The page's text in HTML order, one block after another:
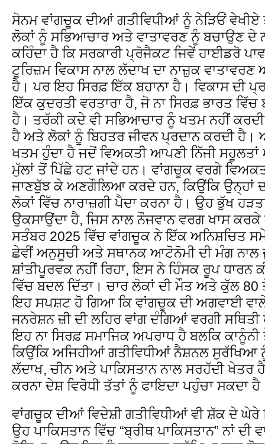
ਸੋਨਮ ਵਾਂਗਚੂਕ ਦੀਆਂ ਗਤੀਵਿਧੀਆਂ ਨੂੰ ਨੇੜਿਓਂ ਵੇਖੀਏ
ਲੋਕਾਂ ਨੂੰ ਸਭਿਆਚਾਰ ਅਤੇ ਵਾਤਾਵਰਣ ਨੂੰ ਬਚਾਉਣ ਦੇ
ਕਹਿੰਦਾ ਹੈ ਕਿ ਸਰਕਾਰੀ ਪ੍ਰੋਜੈਕਟ ਜਿਵੇਂ ਹਾਈਡਰੋ
ਟੂਰਿਜ਼ਮ ਵਿਕਾਸ ਨਾਲ ਲੱਦਾਖ ਦਾ ਨਾਜ਼ੁਕ
ਹੈ। ਪਰ ਇਹ ਸਿਰਫ਼ ਇੱਕ ਬਹਾਨਾ ਹੈ। ਵਿਕਾਸ ਦੀ
ਇੱਕ ਕੁਦਰਤੀ ਵਰਤਾਰਾ ਹੈ, ਜੋ ਨਾ ਸਿਰਫ਼ ਭਾਰਤ ਵਿੱਚ
ਹੈ। ਤਰੱਕੀ ਕਦੇ ਵੀ ਸਭਿਆਚਾਰ ਨੂੰ ਖਤਮ ਨਹੀਂ
ਹੈ ਅਤੇ ਲੋਕਾਂ ਨੂੰ ਬਿਹਤਰ ਜੀਵਨ ਪ੍ਰਦਾਨ ਕਰਦੀ
ਖਤਮ ਹੁੰਦਾ ਹੈ ਜਦੋਂ ਵਿਅਕਤੀ ਆਪਣੀ ਨਿੱਜੀ
ਮੁੱਲਾਂ ਤੋਂ ਪਿੱਛੇ ਹਟ ਜਾਂਦੇ ਹਨ। ਵਾਂਗਚੂਕ ਵਰਗੇ
ਜਾਣਬੁੱਝ ਕੇ ਅਣਗੌਲਿਆ ਕਰਦੇ ਹਨ, ਕਿਉਂਕਿ ਉਨ੍ਹਾਂ
ਲੋਕਾਂ ਵਿੱਚ ਨਾਰਾਜ਼ਗੀ ਪੈਦਾ ਕਰਨਾ ਹੈ। ਉਹ ਭੁੱਖ
ਉਕਸਾਉਂਦਾ ਹੈ, ਜਿਸ ਨਾਲ ਨੌਜਵਾਨ ਵਰਗ ਖਾਸ ਕਰਕੇ
ਸਤੰਬਰ 2025 ਵਿੱਚ ਵਾਂਗਚੂਕ ਨੇ ਇੱਕ ਅਨਿਸ਼ਚਿਤ
ਛੇਵੀਂ ਅਨੁਸੂਚੀ ਅਤੇ ਸਥਾਨਕ ਆਟੋਨੋਮੀ ਦੀ ਮੰਗ
ਸ਼ਾਂਤੀਪੂਰਵਕ ਨਹੀਂ ਰਿਹਾ, ਇਸ ਨੇ ਹਿੰਸਕ ਰੂਪ ਧਾਰਨ
ਵਿੱਚ ਬਦਲ ਦਿੱਤਾ। ਚਾਰ ਲੋਕਾਂ ਦੀ ਮੌਤ ਅਤੇ ਕੁੱਲ 80
ਇਹ ਸਪਸ਼ਟ ਹੋ ਗਿਆ ਕਿ ਵਾਂਗਚੂਕ ਦੀ ਅਗਵਾਈ
ਜਨਰੇਸ਼ਨ ਜ਼ੀ ਦੀ ਲਹਿਰ ਵਾਂਗ ਦੰਗਿਆਂ ਵਰਗੀ ਸਥਿਤੀ
ਇਹ ਨਾ ਸਿਰਫ਼ ਸਮਾਜਿਕ ਅਪਰਾਧ ਹੈ ਬਲਕਿ ਕਾਨੂੰਨੀ
ਕਿਉਂਕਿ ਅਜਿਹੀਆਂ ਗਤੀਵਿਧੀਆਂ ਨੈਸ਼ਨਲ ਸੁਰੱਖਿਆ
ਲੱਦਾਖ, ਚੀਨ ਅਤੇ ਪਾਕਿਸਤਾਨ ਨਾਲ ਸਰਹੱਦੀ
ਕਰਨਾ ਦੇਸ਼ ਵਿਰੋਧੀ ਤੱਤਾਂ ਨੂੰ ਫਾਇਦਾ ਪਹੁੰਚਾ ਸਕਦਾ
ਵਾਂਗਚੂਕ ਦੀਆਂ ਵਿਦੇਸ਼ੀ ਗਤੀਵਿਧੀਆਂ ਵੀ ਸ਼ੱਕ ਦੇ ਘੇਰੇ
ਉਹ ਪਾਕਿਸਤਾਨ ਵਿੱਚ “ਬ੍ਰੀਥ ਪਾਕਿਸਤਾਨ” ਨਾਂ ਦੀ